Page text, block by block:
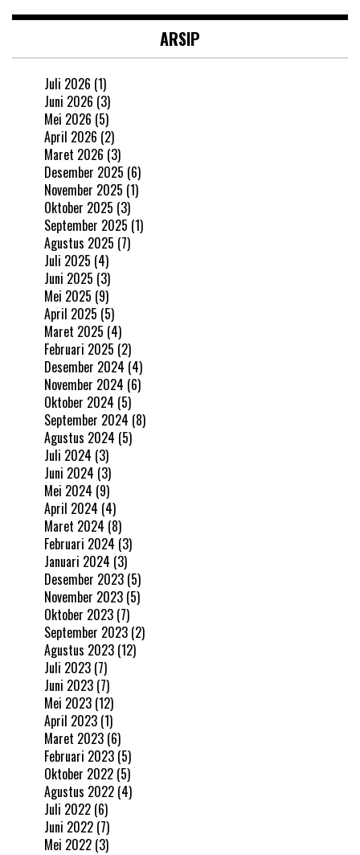
ARSIP
Juli 2026 (1)
Juni 2026 (3)
Mei 2026 (5)
April 2026 (2)
Maret 2026 (3)
Desember 2025 (6)
November 2025 (1)
Oktober 2025 (3)
September 2025 (1)
Agustus 2025 (7)
Juli 2025 (4)
Juni 2025 (3)
Mei 2025 (9)
April 2025 (5)
Maret 2025 (4)
Februari 2025 (2)
Desember 2024 (4)
November 2024 (6)
Oktober 2024 (5)
September 2024 (8)
Agustus 2024 (5)
Juli 2024 (3)
Juni 2024 (3)
Mei 2024 (9)
April 2024 (4)
Maret 2024 (8)
Februari 2024 (3)
Januari 2024 (3)
Desember 2023 (5)
November 2023 (5)
Oktober 2023 (7)
September 2023 (2)
Agustus 2023 (12)
Juli 2023 (7)
Juni 2023 (7)
Mei 2023 (12)
April 2023 (1)
Maret 2023 (6)
Februari 2023 (5)
Oktober 2022 (5)
Agustus 2022 (4)
Juli 2022 (6)
Juni 2022 (7)
Mei 2022 (3)